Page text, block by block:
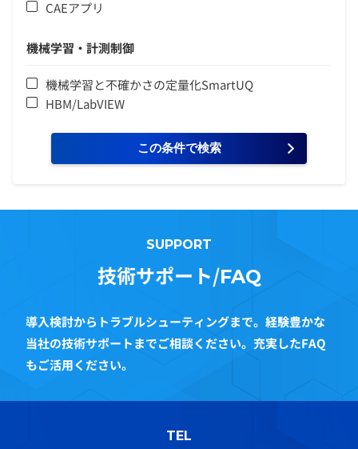
CAEアプリ
機械学習・計測制御
機械学習と不確かさの定量化SmartUQ
HBM/LabVIEW
SUPPORT
技術サポート/FAQ
導入検討からトラブルシューティングまで。経験豊かな
当社の技術サポートまでご相談ください。充実したFAQ
もご活用ください。
TEL